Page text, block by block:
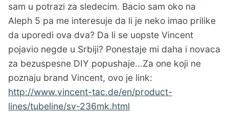
sam u potrazi za sledecim. Bacio sam oko na
Aleph 5 pa me interesuje da li je neko imao prilike
da uporedi ova dva? Da li se uopste Vincent
pojavio negde u Srbiji? Ponestaje mi daha i novaca
za bezuspesne DIY popushaje...Za one koji ne
poznaju brand Vincent, ovo je link:
http://www.vincent-tac.de/en/product-
lines/tubeline/sv-236mk.html